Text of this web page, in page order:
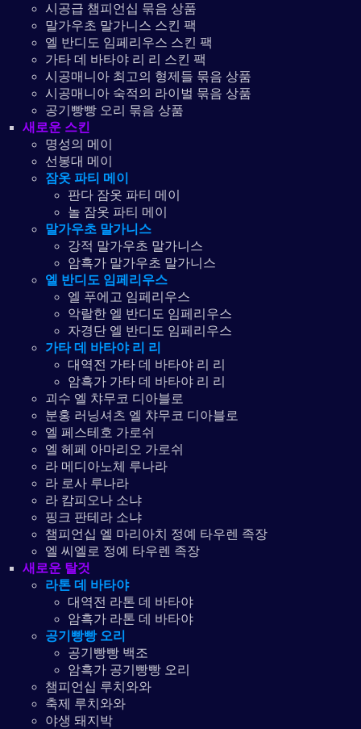
시공급 챔피언십 묶음 상품
말가우초 말가니스 스킨 팩
엘 반디도 임페리우스 스킨 팩
가타 데 바타야 리 리 스킨 팩
시공매니아 최고의 형제들 묶음 상품
시공매니아 숙적의 라이벌 묶음 상품
공기빵빵 오리 묶음 상품
새로운 스킨
명성의 메이
선봉대 메이
잠옷 파티 메이
판다 잠옷 파티 메이
놀 잠옷 파티 메이
말가우초 말가니스
강적 말가우초 말가니스
암흑가 말가우초 말가니스
엘 반디도 임페리우스
엘 푸에고 임페리우스
악랄한 엘 반디도 임페리우스
자경단 엘 반디도 임페리우스
가타 데 바타야 리 리
대역전 가타 데 바타야 리 리
암흑가 가타 데 바타야 리 리
괴수 엘 챠무코 디아블로
분홍 러닝셔츠 엘 챠무코 디아블로
엘 페스테호 가로쉬
엘 헤페 아마리오 가로쉬
라 메디아노체 루나라
라 로사 루나라
라 캄피오나 소냐
핑크 판테라 소냐
챔피언십 엘 마리아치 정예 타우렌 족장
엘 씨엘로 정예 타우렌 족장
새로운 탈것
라톤 데 바타야
대역전 라톤 데 바타야
암흑가 라톤 데 바타야
공기빵빵 오리
공기빵빵 백조
암흑가 공기빵빵 오리
챔피언십 루치와와
축제 루치와와
야생 돼지박